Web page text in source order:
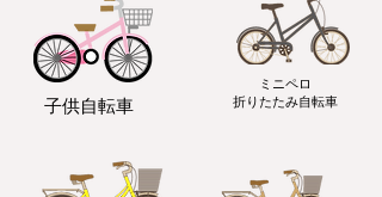
子供自転車
ミニペロ
​折りたたみ自転車